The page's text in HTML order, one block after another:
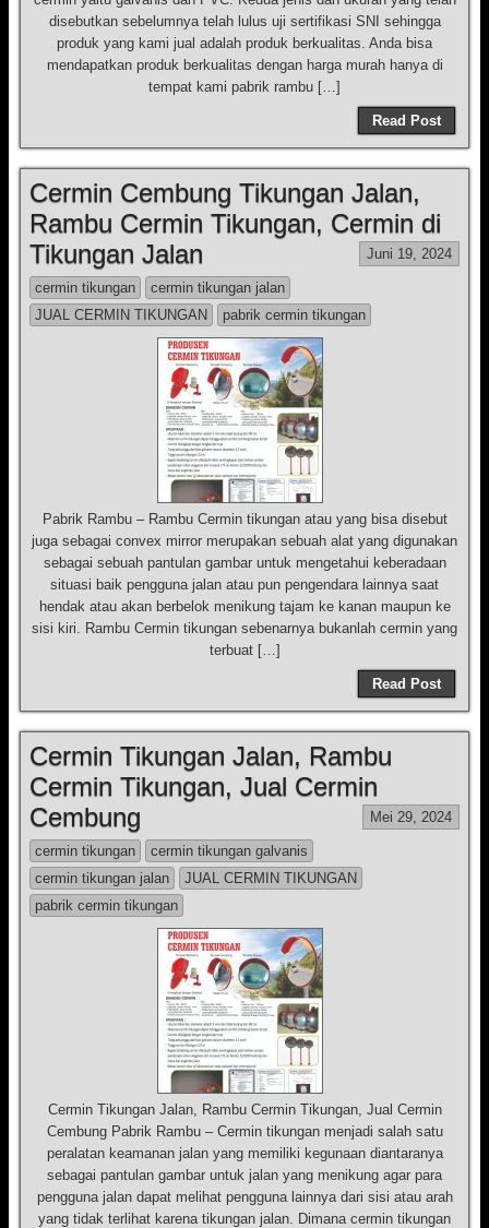
disebutkan sebelumnya telah lulus uji sertifikasi SNI sehingga
produk yang kami jual adalah produk berkualitas. Anda bisa
mendapatkan produk berkualitas dengan harga murah hanya di
tempat kami pabrik rambu […]
Read Post
Cermin Cembung Tikungan Jalan,
Rambu Cermin Tikungan, Cermin di
Tikungan Jalan
Juni 19, 2024
cermin tikungan
cermin tikungan jalan
JUAL CERMIN TIKUNGAN
pabrik cermin tikungan
Pabrik Rambu – Rambu Cermin tikungan atau yang bisa disebut
juga sebagai convex mirror merupakan sebuah alat yang digunakan
sebagai sebuah pantulan gambar untuk mengetahui keberadaan
situasi baik pengguna jalan atau pun pengendara lainnya saat
hendak atau akan berbelok menikung tajam ke kanan maupun ke
sisi kiri. Rambu Cermin tikungan sebenarnya bukanlah cermin yang
terbuat […]
Read Post
Cermin Tikungan Jalan, Rambu
Cermin Tikungan, Jual Cermin
Cembung
Mei 29, 2024
cermin tikungan
cermin tikungan galvanis
cermin tikungan jalan
JUAL CERMIN TIKUNGAN
pabrik cermin tikungan
Cermin Tikungan Jalan, Rambu Cermin Tikungan, Jual Cermin
Cembung Pabrik Rambu – Cermin tikungan menjadi salah satu
peralatan keamanan jalan yang memiliki kegunaan diantaranya
sebagai pantulan gambar untuk jalan yang menikung agar para
pengguna jalan dapat melihat pengguna lainnya dari sisi atau arah
yang tidak terlihat karena tikungan jalan. Dimana cermin tikungan